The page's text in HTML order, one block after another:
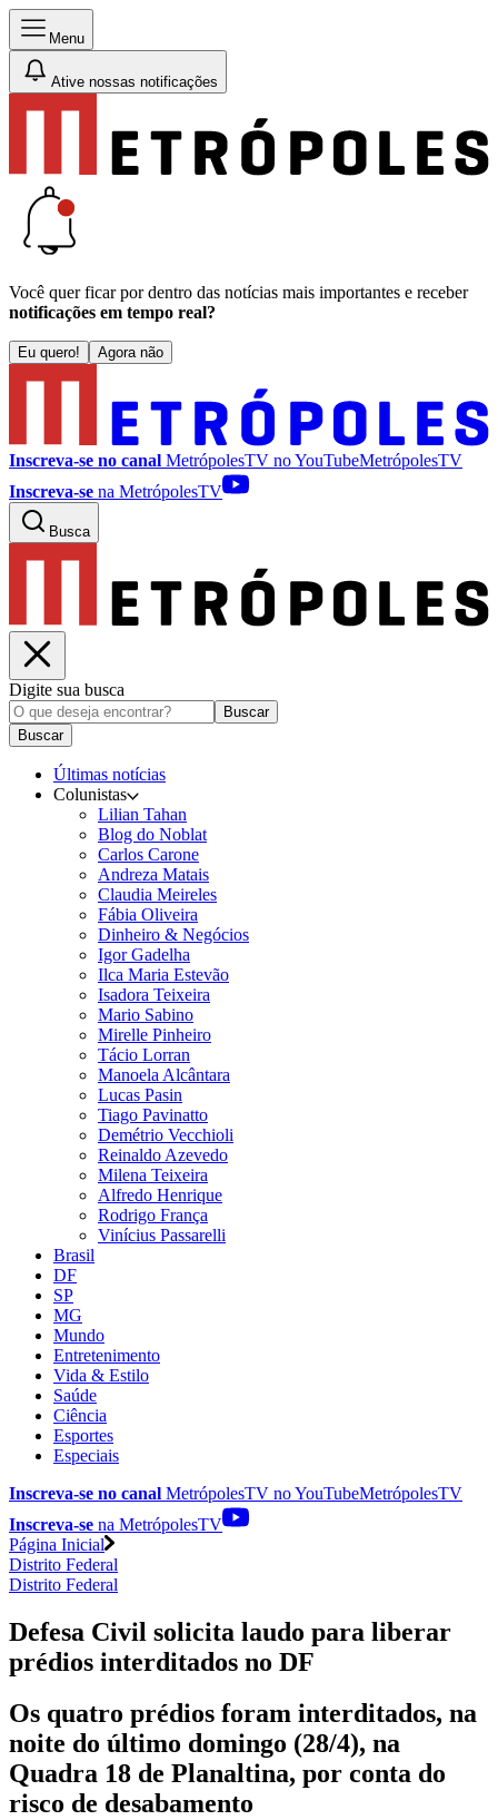
Menu
Ative nossas notificações
Você quer ficar por dentro das notícias mais importantes e receber
notificações em tempo real?
Eu quero! Agora não
Inscreva-se no canal MetrópolesTV noYouTubeMetrópolesTV
Inscreva-se na MetrópolesTV
Busca
Digite sua busca
Buscar
Buscar
Últimas notícias
Colunistas
Lilian Tahan
Blog do Noblat
Carlos Carone
Andreza Matais
Claudia Meireles
Fábia Oliveira
Dinheiro & Negócios
Igor Gadelha
Ilca Maria Estevão
Isadora Teixeira
Mario Sabino
Mirelle Pinheiro
Tácio Lorran
Manoela Alcântara
Lucas Pasin
Tiago Pavinatto
Demétrio Vecchioli
Reinaldo Azevedo
Milena Teixeira
Alfredo Henrique
Rodrigo França
Vinícius Passarelli
Brasil
DF
SP
MG
Mundo
Entretenimento
Vida & Estilo
Saúde
Ciência
Esportes
Especiais
Inscreva-se no canal MetrópolesTV noYouTubeMetrópolesTV
Inscreva-se na MetrópolesTV
Página Inicial
Distrito Federal
Distrito Federal
Defesa Civil solicita laudo para liberar
prédios interditados no DF
Os quatro prédios foram interditados, na
noite do último domingo (28/4), na
Quadra 18 de Planaltina, por conta do
risco de desabamento